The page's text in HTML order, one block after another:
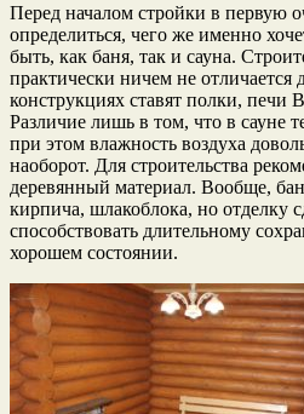
Перед началом стройки в первую
определиться, чего же именно
быть, как баня, так и сауна.
практически ничем не отличается
конструкциях ставят полки, печи
Различие лишь в том, что в сауне
при этом влажность воздуха
наоборот. Для строительства
деревянный материал. Вообще,
кирпича, шлакоблока, но отделку
способствовать длительному
хорошем состоянии.